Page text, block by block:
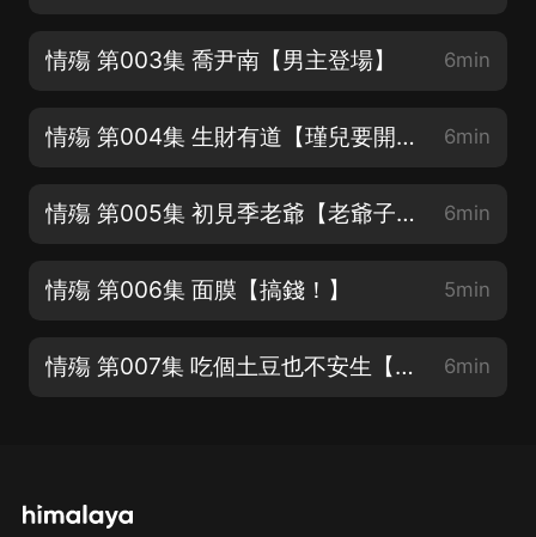
情殤 第003集 喬尹南【男主登場】 6min
情殤 第004集 生財有道【瑾兒要開始賺錢啦】 6min
情殤 第005集 初見季老爺【老爺子的確仙風道骨】 6min
情殤 第006集 面膜【搞錢！】 5min
情殤 第007集 吃個土豆也不安生【可憐的瑾兒飯都吃不上啊】 6min